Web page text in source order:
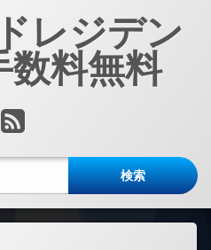
レジデン
数料無料
RSS
検索: